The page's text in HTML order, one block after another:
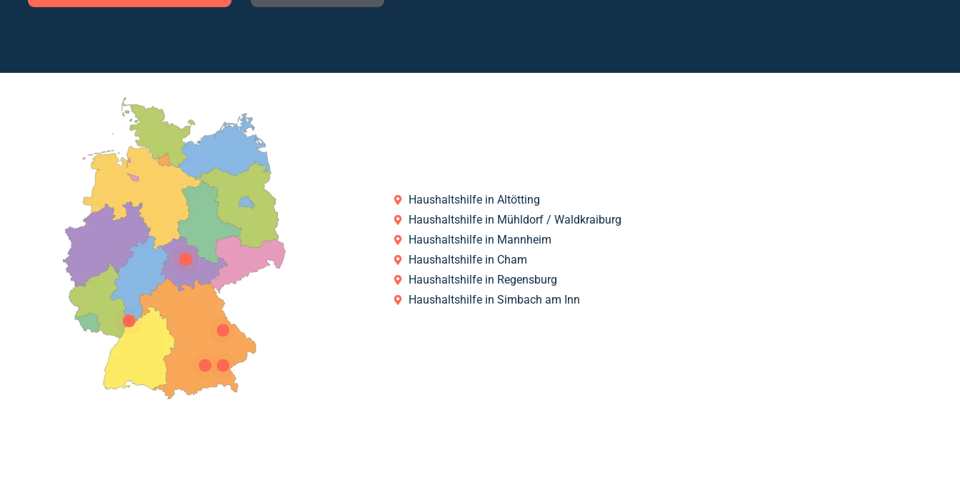
Haushaltshilfe in Altötting
Haushaltshilfe in Mühldorf / Waldkraiburg
Haushaltshilfe in Mannheim
Haushaltshilfe in Cham
Haushaltshilfe in Regensburg
Haushaltshilfe in Simbach am Inn